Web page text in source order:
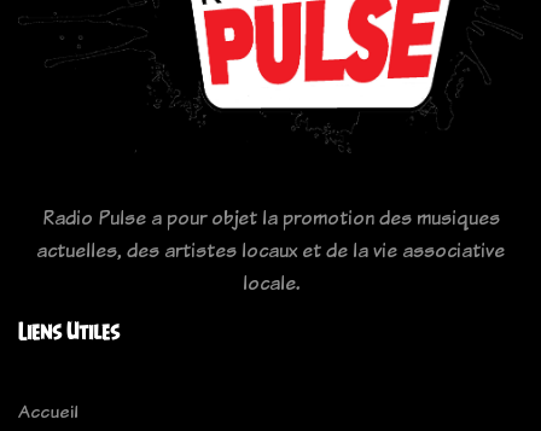
Radio Pulse a pour objet la promotion des musiques
actuelles, des artistes locaux et de la vie associative
locale.
Liens Utiles
Accueil